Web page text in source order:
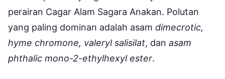
perairan Cagar Alam Sagara Anakan. Polutan
yang paling dominan adalah asam dimecrotic,
hyme chromone, valeryl salisilat, dan asam
phthalic mono-2-ethylhexyl ester.